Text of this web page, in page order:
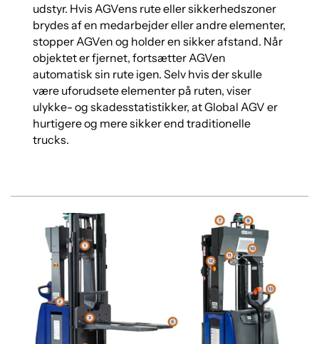
udstyr. Hvis AGVens rute eller sikkerhedszoner
brydes af en medarbejder eller andre elementer,
stopper AGVen og holder en sikker afstand. Når
objektet er fjernet, fortsætter AGVen
automatisk sin rute igen. Selv hvis der skulle
være uforudsete elementer på ruten, viser
ulykke- og skadesstatistikker, at Global AGV er
hurtigere og mere sikker end traditionelle
trucks.